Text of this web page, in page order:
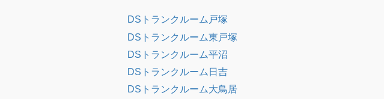
DSトランクルーム戸塚
DSトランクルーム東戸塚
DSトランクルーム平沼
DSトランクルーム日吉
DSトランクルーム大鳥居